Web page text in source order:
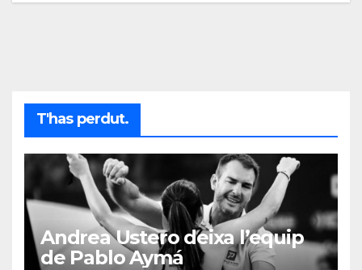
T'has perdut.
Andrea Ustero deixa l’equip
de Pablo Aymá